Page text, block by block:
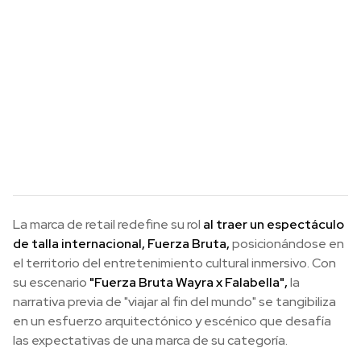
La marca de retail redefine su rol al traer un espectáculo
de talla internacional, Fuerza Bruta,posicionándose en
el territorio del entretenimiento cultural inmersivo. Con
su escenario "Fuerza Bruta Wayra x Falabella",la
narrativa previa de "viajar al fin del mundo" se tangibiliza
en un esfuerzo arquitectónico y escénico que desafía
las expectativas de una marca de su categoría.